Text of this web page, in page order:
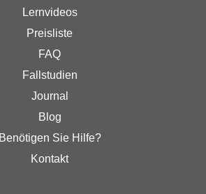
Lernvideos
Preisliste
FAQ
Fallstudien
Journal
Blog
Benötigen Sie Hilfe?
Kontakt